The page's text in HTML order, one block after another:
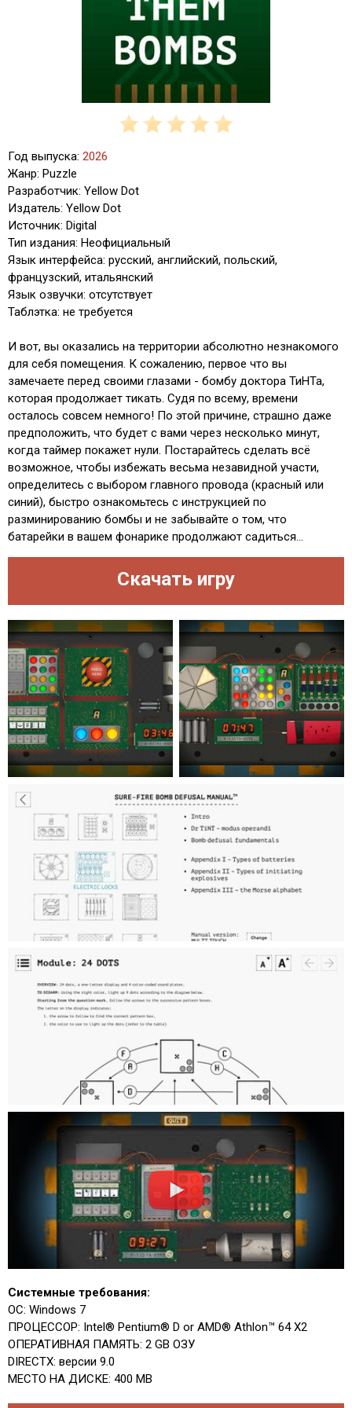
Год выпуска: 2026
Жанр: Puzzle
Разработчик: Yellow Dot
Издатель: Yellow Dot
Источник: Digital
Тип издания: Неофициальный
Язык интерфейса: русский, английский, польский,
французский, итальянский
Язык озвучки: отсутствует
Таблэтка: не требуется
И вот, вы оказались на территории абсолютно незнакомого
для себя помещения. К сожалению, первое что вы
замечаете перед своими глазами - бомбу доктора ТиНТа,
которая продолжает тикать. Судя по всему, времени
осталось совсем немного! По этой причине, страшно даже
предположить, что будет с вами через несколько минут,
когда таймер покажет нули. Постарайтесь сделать всё
возможное, чтобы избежать весьма незавидной участи,
определитесь с выбором главного провода (красный или
синий), быстро ознакомьтесь с инструкцией по
разминированию бомбы и не забывайте о том, что
батарейки в вашем фонарике продолжают садиться...
Скачать игру
Системные требования:
ОС: Windows 7
ПРОЦЕССОР: Intel® Pentium® D or AMD® Athlon™ 64 X2
ОПЕРАТИВНАЯ ПАМЯТЬ: 2 GB ОЗУ
DIRECTX: версии 9.0
МЕСТО НА ДИСКЕ: 400 MB